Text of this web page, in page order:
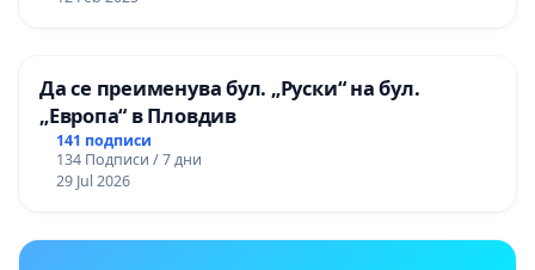
Да се преименува бул. „Руски“ на бул.
„Европа“ в Пловдив
141 подписи
134 Подписи / 7 дни
29 Jul 2026